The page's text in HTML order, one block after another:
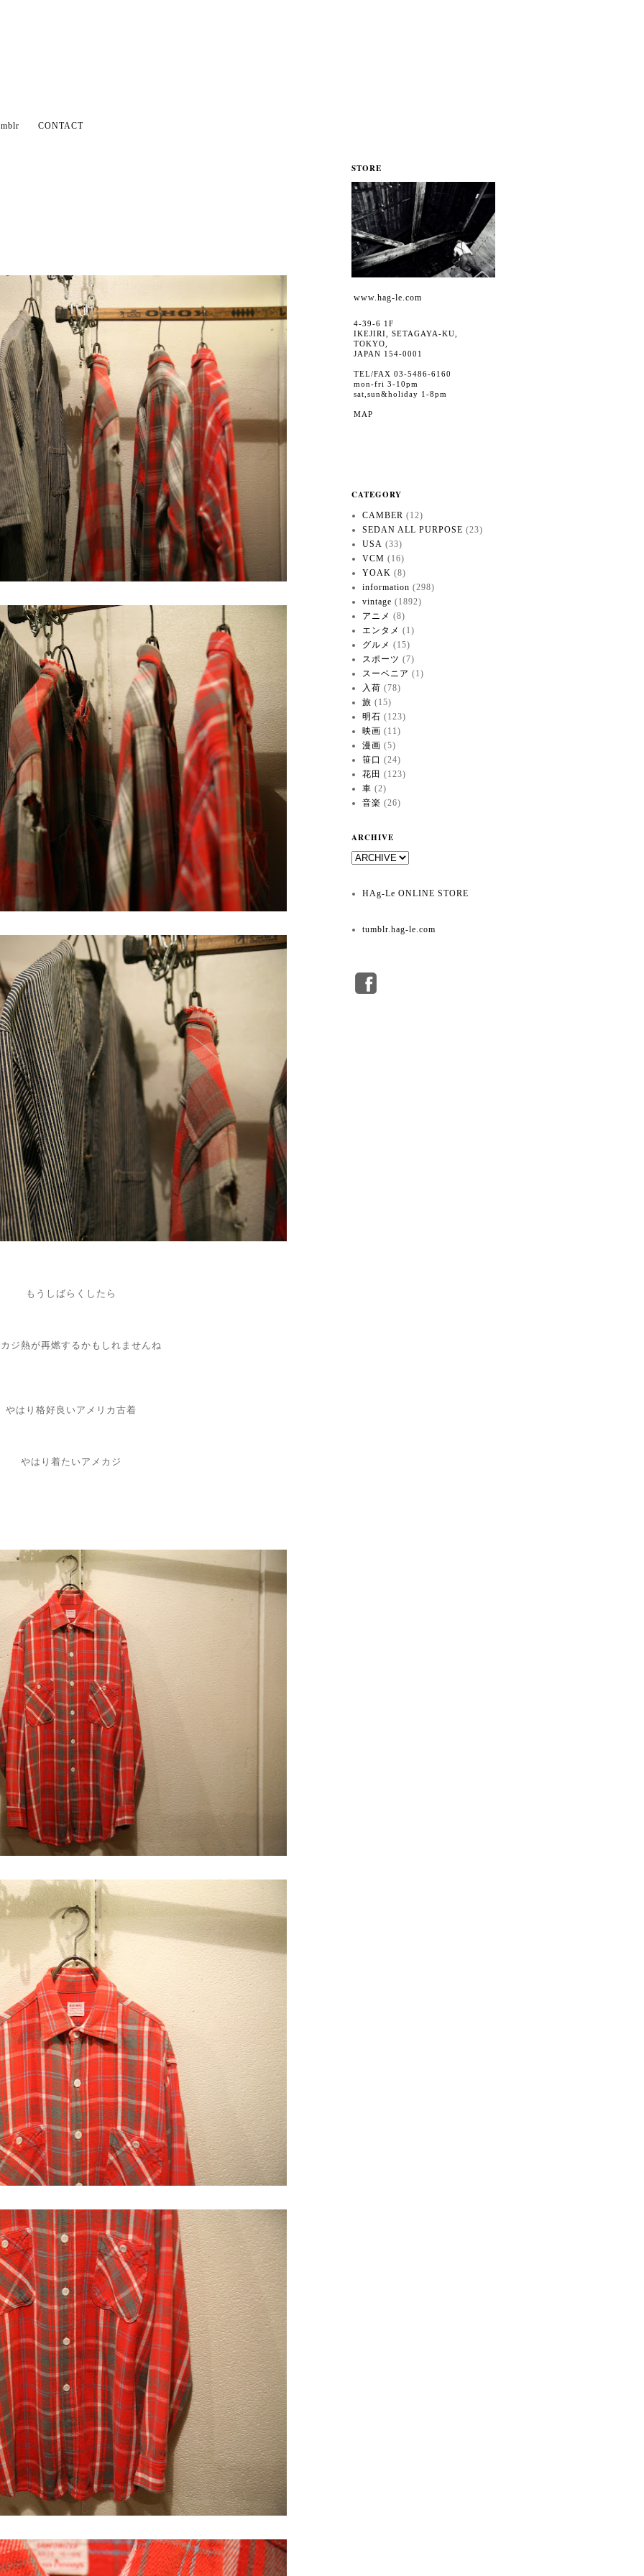
CONTACT
もうしばらくしたら
ジ熱が再燃するかもしれませんね
やはり格好良いアメリカ古着
やはり着たいアメカジ
STORE
www.hag-le.com
4-39-6 1F
IKEJIRI, SETAGAYA-KU,
TOKYO,
JAPAN 154-0001
TEL/FAX 03-5486-6160
mon-fri 3-10pm
sat,sun&holiday 1-8pm
MAP
CATEGORY
CAMBER (12)
SEDAN ALL PURPOSE (23)
USA (33)
VCM (16)
YOAK (8)
information (298)
vintage (1892)
アニメ (8)
エンタメ (1)
グルメ (15)
スポーツ (7)
スーベニア (1)
入荷 (78)
旅 (15)
明石 (123)
映画 (11)
漫画 (5)
笹口 (24)
花田 (123)
車 (2)
音楽 (26)
ARCHIVE
HAg-Le ONLINE STORE
tumblr.hag-le.com